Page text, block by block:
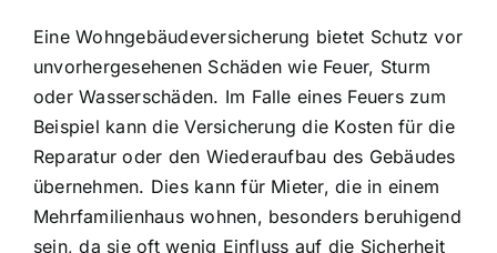
Eine Wohngebäudeversicherung bietet Schutz vor
unvorhergesehenen Schäden wie Feuer, Sturm
oder Wasserschäden. Im Falle eines Feuers zum
Beispiel kann die Versicherung die Kosten für die
Reparatur oder den Wiederaufbau des Gebäudes
übernehmen. Dies kann für Mieter, die in einem
Mehrfamilienhaus wohnen, besonders beruhigend
sein, da sie oft wenig Einfluss auf die Sicherheit